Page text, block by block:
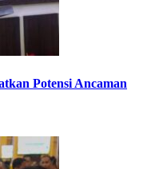
Potensi Ancaman